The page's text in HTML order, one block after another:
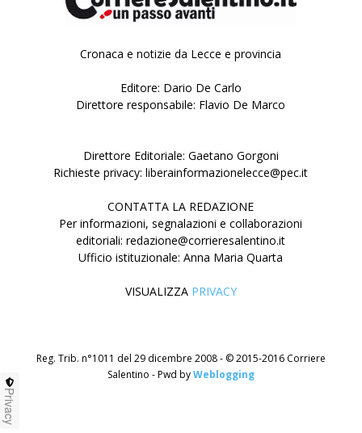
Cronaca e notizie da Lecce e provincia
Editore: Dario De Carlo
Direttore responsabile: Flavio De Marco
Direttore Editoriale: Gaetano Gorgoni
Richieste privacy: liberainformazionelecce@pec.it
CONTATTA LA REDAZIONE
Per informazioni, segnalazioni e collaborazioni
editoriali: redazione@corrieresalentino.it
Ufficio istituzionale: Anna Maria Quarta
VISUALIZZA PRIVACY
Reg. Trib. n°1011 del 29 dicembre 2008 - © 2015-2016 Corriere
Salentino - Pwd byWeblogging
Privacy